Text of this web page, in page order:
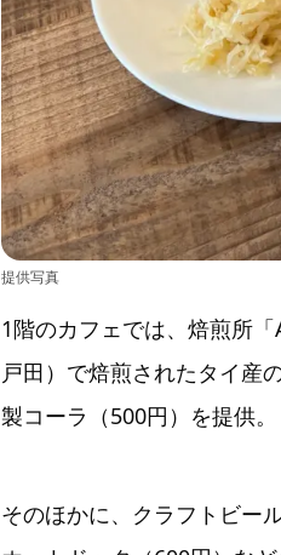
提供写真
1階のカフェでは、焙煎所
戸田）で焙煎されたタイ産
製コーラ（500円）を提供。
そのほかに、クラフトビー